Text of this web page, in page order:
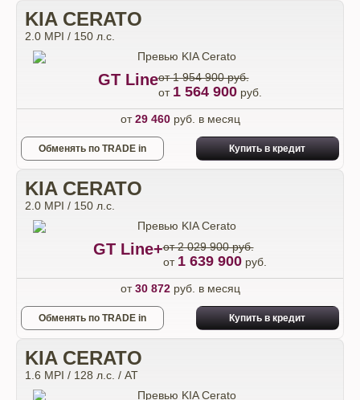
KIA CERATO
2.0 MPI / 150 л.с.
GT Lineот 1 954 900 руб.
от 1 564 900руб.
от29 460руб. в месяц
Обменять по TRADE in Купить в кредит
KIA CERATO
2.0 MPI / 150 л.с.
GT Line+от 2 029 900 руб.
от 1 639 900руб.
от30 872руб. в месяц
Обменять по TRADE in Купить в кредит
KIA CERATO
1.6 MPI / 128 л.с. / AT